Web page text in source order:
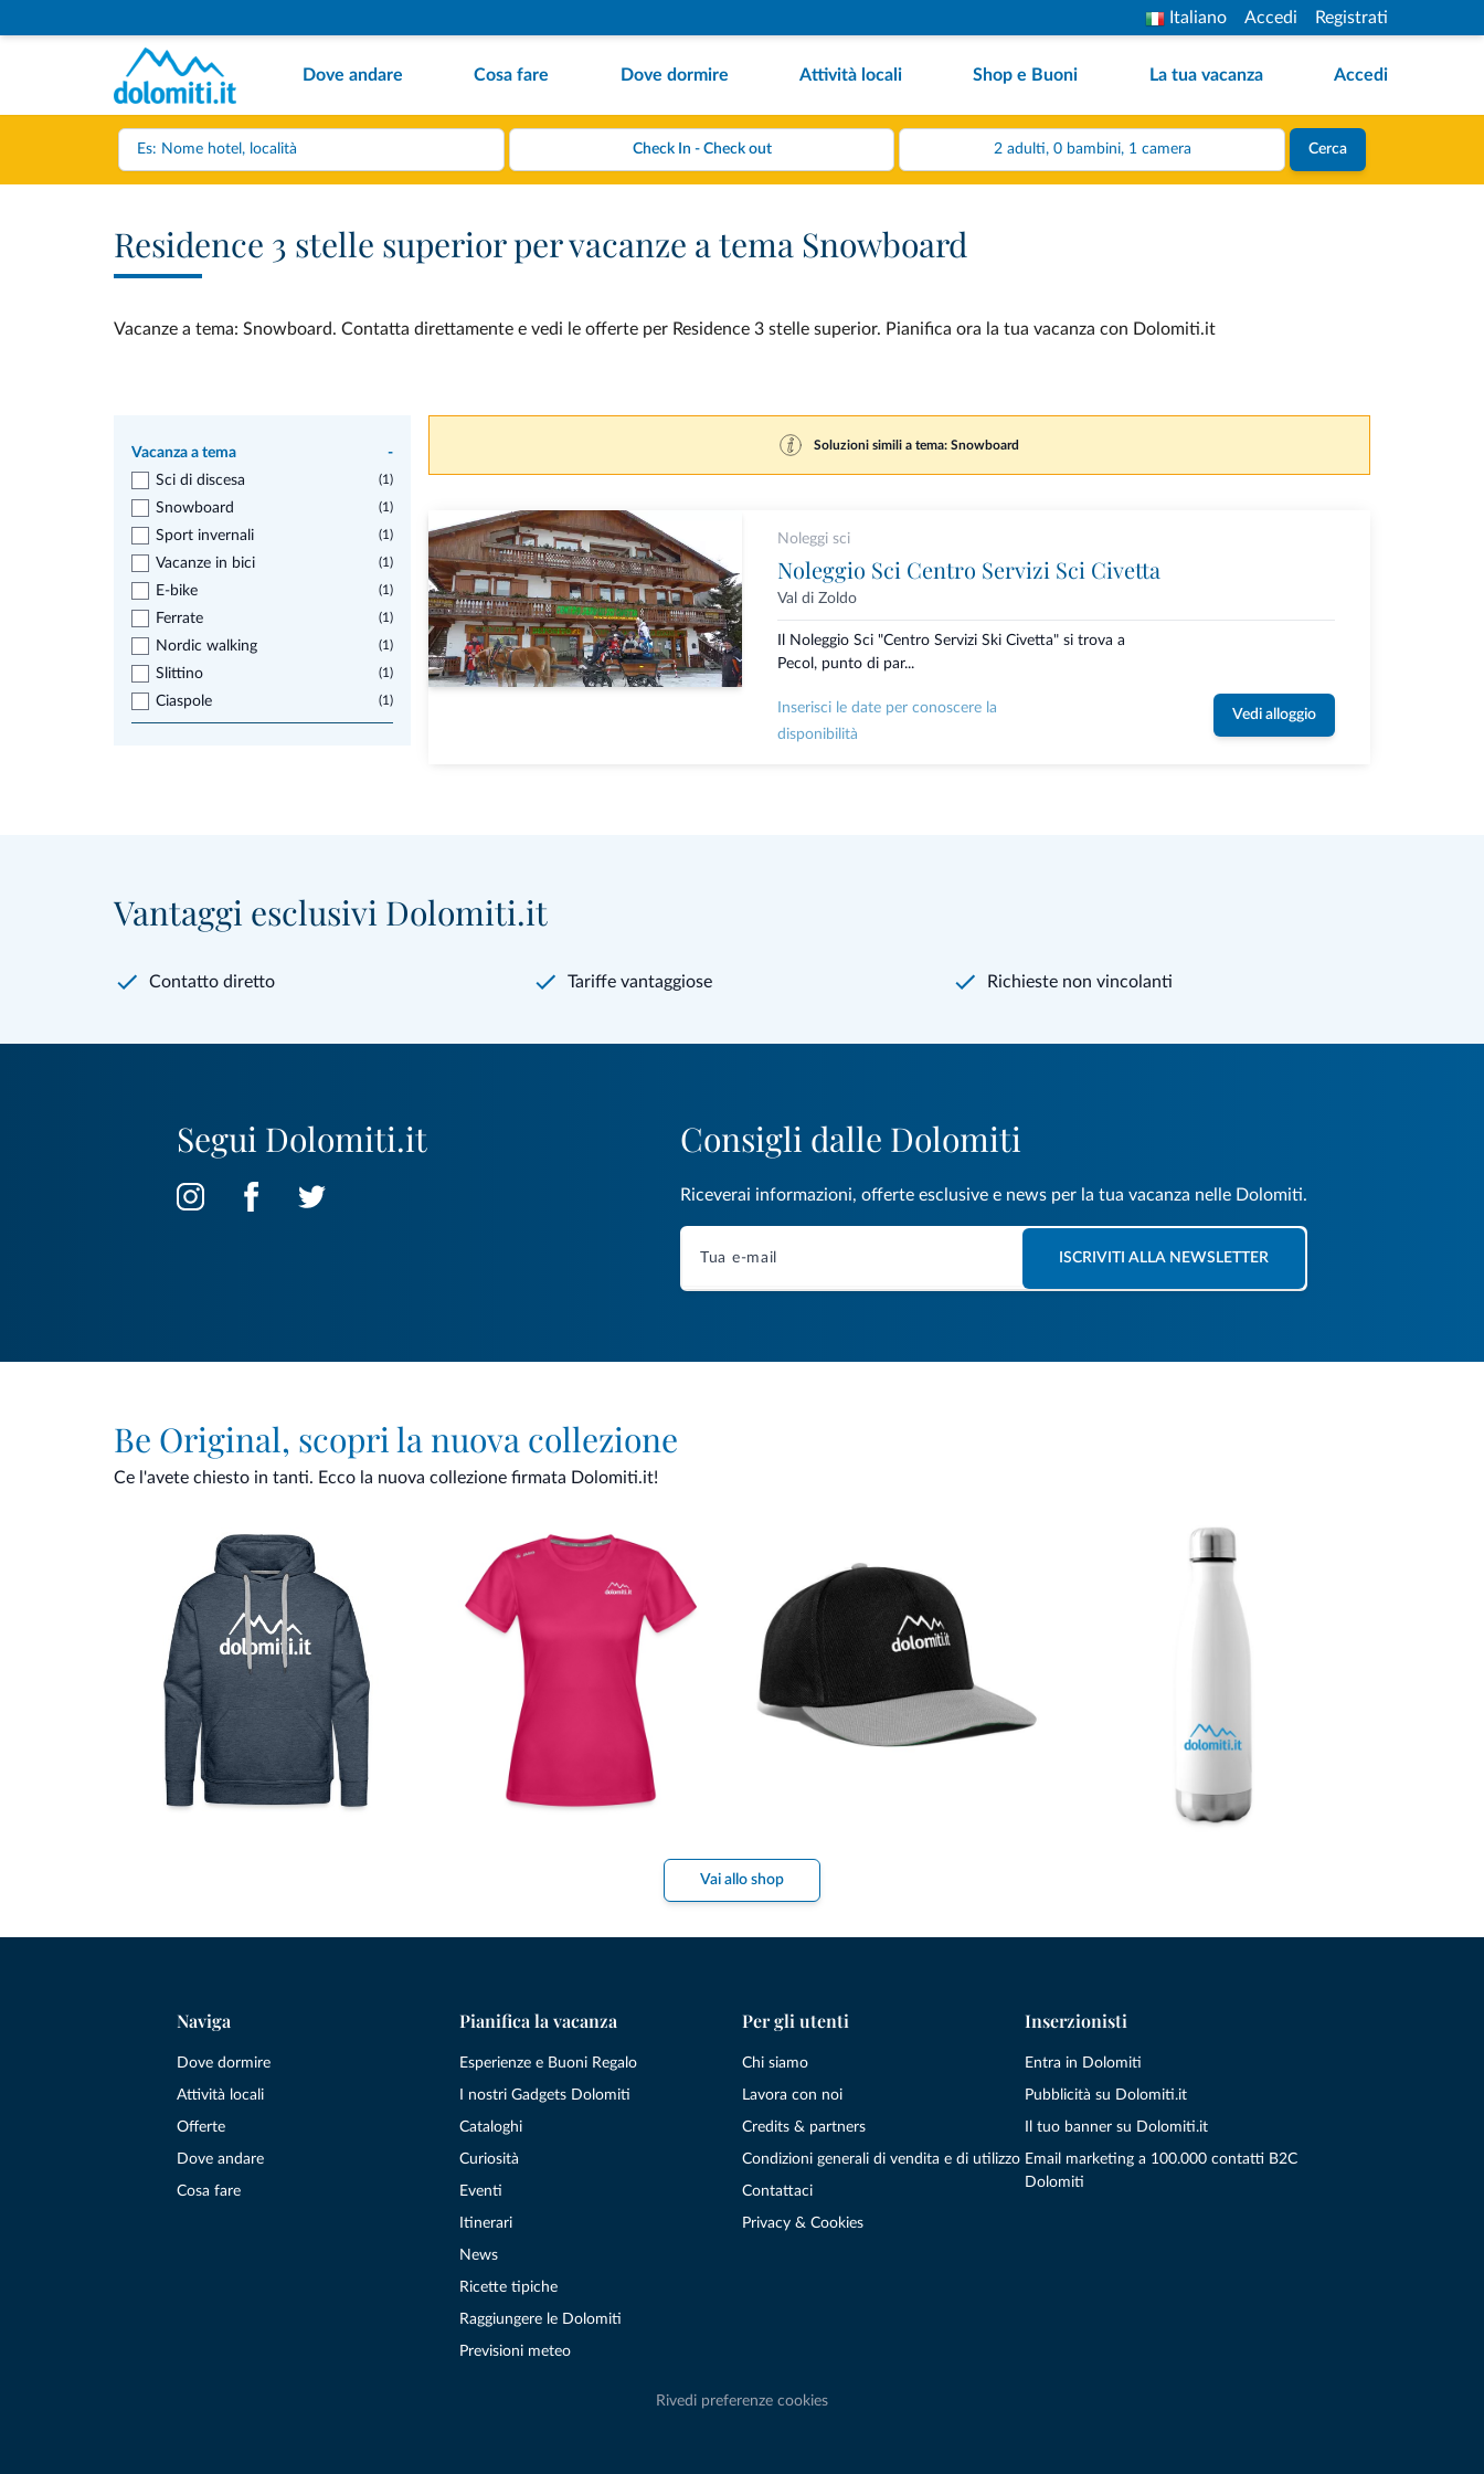
Italiano Accedi Registrati
Dove andare Cosa fare Dove dormire Attività locali Shop e Buoni La tua vacanza Accedi
2 adulti, 0 bambini, 1 camera Cerca
Residence 3 stelle superior per vacanze a tema Snowboard
Vacanze a tema: Snowboard. Contatta direttamente e vedi le offerte per Residence 3 stelle superior. Pianifica ora la tua vacanza con Dolomiti.it
Vacanza a tema
-
Sci di discesa
(1)
Snowboard (1)
Sport invernali (1)
Vacanze in bici (1)
E-bike (1)
Ferrate (1)
Nordic walking (1)
Slittino (1)
Ciaspole (1)
Soluzioni simili a tema: Snowboard
Noleggi sci
Noleggio Sci Centro Servizi Sci Civetta
Val di Zoldo
Il Noleggio Sci "Centro Servizi Ski Civetta" si trova a
Pecol, punto di par...
Inserisci le date per conoscere la
disponibilità
Vedi alloggio
Vantaggi esclusivi Dolomiti.it
Contatto diretto Tariffe vantaggiose Richieste non vincolanti
Segui Dolomiti.it Consigli dalle Dolomiti
Riceverai informazioni, offerte esclusive e news per la tua vacanza nelle Dolomiti.
ISCRIVITI ALLA NEWSLETTER
Be Original, scopri la nuova collezione
Ce l'avete chiesto in tanti. Ecco la nuova collezione firmata Dolomiti.it!
Vai allo shop
Naviga
Dove dormire
Attività locali
Offerte
Dove andare
Cosa fare
Pianifica la vacanza
Esperienze e Buoni Regalo
I nostri Gadgets Dolomiti
Cataloghi
Curiosità
Eventi
Itinerari
News
Ricette tipiche
Raggiungere le Dolomiti
Previsioni meteo
Per gli utenti
Chi siamo
Lavora con noi
Credits & partners
Condizioni generali di vendita e di utilizzo
Contattaci
Privacy & Cookies
Inserzionisti
Entra in Dolomiti
Pubblicità su Dolomiti.it
Il tuo banner su Dolomiti.it
Email marketing a 100.000 contatti B2C
Dolomiti
Rivedi preferenze cookies